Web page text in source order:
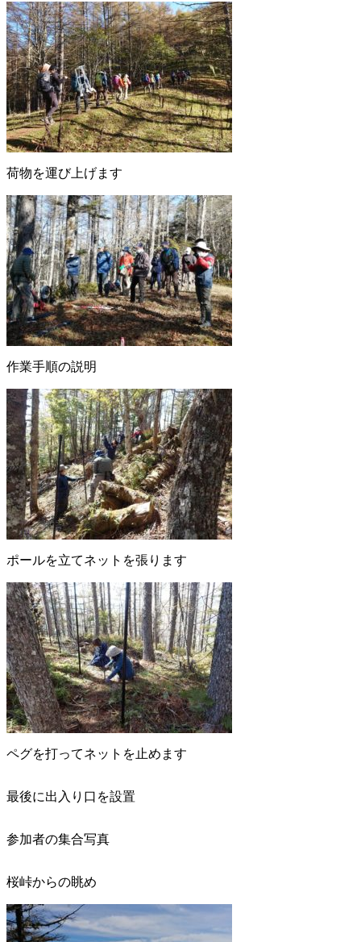
荷物を運び上げます
作業手順の説明
ポールを立てネットを張ります
ペグを打ってネットを止めます
最後に出入り口を設置
参加者の集合写真
桜峠からの眺め